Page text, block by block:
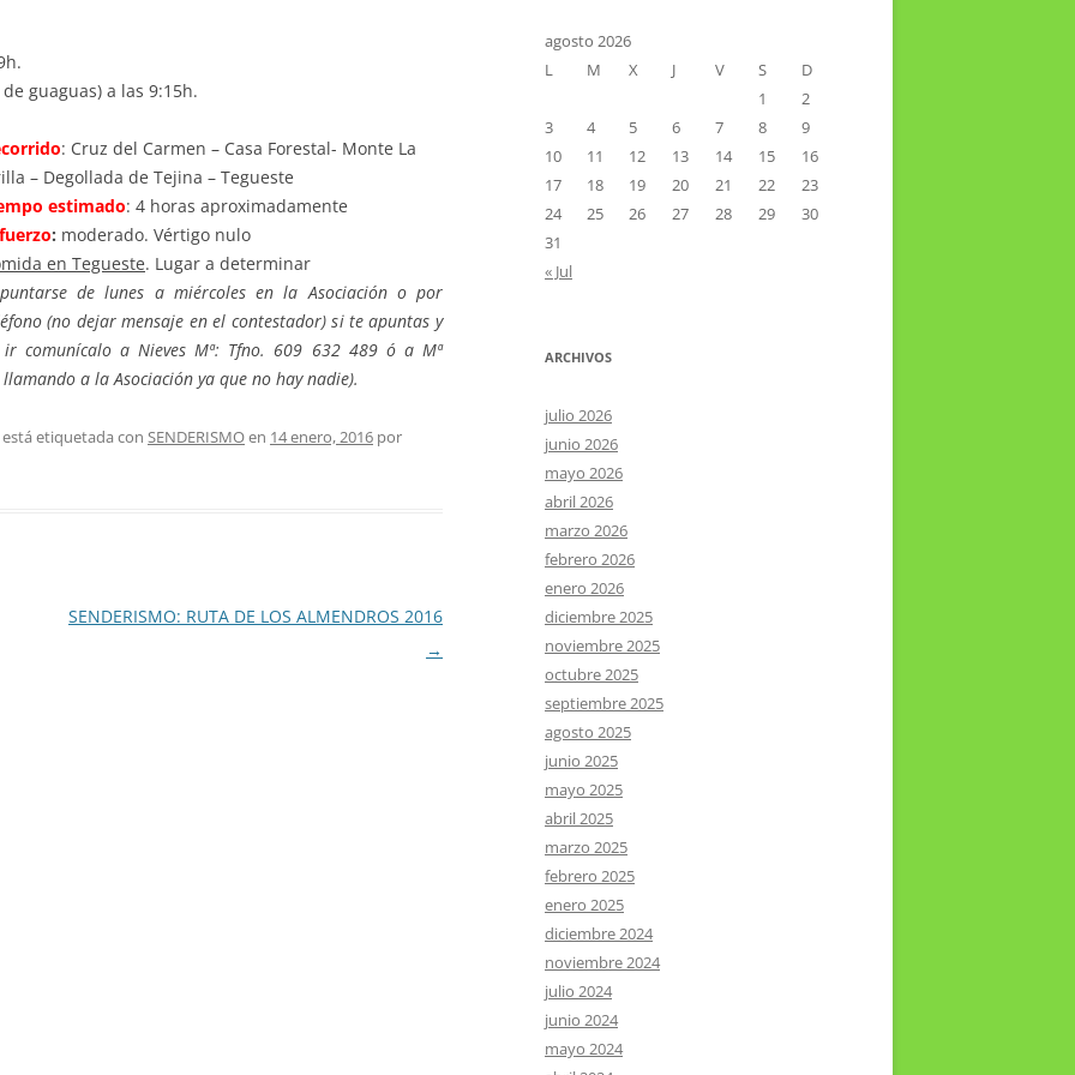
INFORMACIÓN DE VIAJES 2014
PINTURA AL OLEO Y ACUARELA
TEATRO
JAVIER HERNÁNDEZ VELÁZQUEZ
a las 9:15h.
: Cruz del Carmen – Casa Forestal- Monte La
– Degollada de Tejina – Tegueste
estimado: 4 horas aproximadamente
: moderado. Vértigo nulo
en Tegueste. Lugar a determinar
de lunes a miércoles en la Asociación o por
(no dejar mensaje en el contestador) si te apuntas y
comunícalo a Nieves Mª: Tfno. 609 632 489 ó a Mª
a la Asociación ya que no hay nadie).
etiquetada con SENDERISMOen 14 enero, 2016 por
SENDERISMO: RUTA DE LOS ALMENDROS 2016
→
agosto 2026
L
M X J V S
D
1
2
3
4 5 6 7 8
9
10
11 12 13 14 15
16
17
18 19 20 21 22
23
24
25 26 27 28 29
30
31
« Jul
ARCHIVOS
julio 2026
junio 2026
mayo 2026
abril 2026
marzo 2026
febrero 2026
enero 2026
diciembre 2025
noviembre 2025
octubre 2025
septiembre 2025
agosto 2025
junio 2025
mayo 2025
abril 2025
marzo 2025
febrero 2025
enero 2025
diciembre 2024
noviembre 2024
julio 2024
junio 2024
mayo 2024